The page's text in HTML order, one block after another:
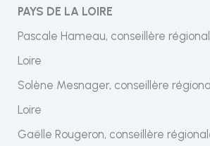
PAYS DE LA LOIRE
Pascale Hameau, conseillère
Loire
Solène Mesnager, conseillère
Loire
Gaëlle Rougeron, conseillère